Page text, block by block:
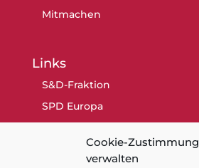
Cookie-Zustimmung
verwalten
Mitmachen
Links
S&D-Fraktion
SPD Europa